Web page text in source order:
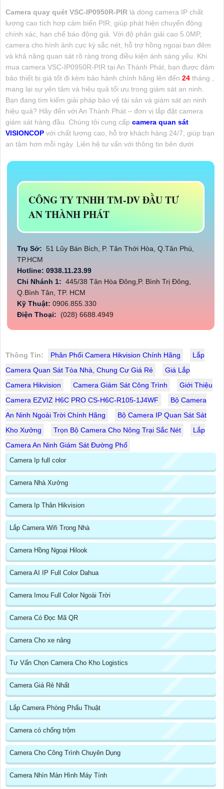
Camera quay quét VSC-IP0950R-PIR là dòng camera IP chất
lượng cao tích hợp cảm biến PIR, giúp phát hiện chuyển động
chính xác, hạn chế báo động giả. Với độ phân giải cao 5.0MP,
camera cho hình ảnh cực kỳ sắc nét, hỗ trợ hồng ngoại ban đêm
và khả năng quan sát rõ ràng trong điều kiện ánh sáng yếu. Khi
mua camera VSC-IP0950R-PIR tại An Thành Phát, bạn được đảm
bảo thiết bị giá tốt đi kèm bảo hành chính hãng lên đến 24 tháng ,
mang lại sự yên tâm và hiệu quả tối ưu trong giám sát an ninh.
Bạn đang tìm kiếm giải pháp bảo vệ tài sản và giám sát an ninh
hiệu quả? Hãy đến với An Thành Phát – đơn vị lắp đặt camera
giám sát hàng đầu. Chúng tôi cung cấp camera quan sát
VISIONCOP với chất lượng cao, hỗ trợ khách hàng 24/7, giúp bạn
an tâm hơn mỗi ngày. Liên hệ tư vấn với thông tin bên dưới
CÔNG TY TNHH TM-DV ĐẦU TƯ
AN THÀNH PHÁT
Trụ Sở: 51 Lũy Bán Bích, P. Tân Thới Hòa, Q.Tân Phú,
TP.HCM
Hotline: 0938.11.23.99
Chi Nhánh 1: 445/38 Tân Hòa Đông,P. Bình Trị Đông,
Q.Bình Tân, TP. HCM
Kỹ Thuật: 0906.855.330
Điện Thoại: (028) 6688.4949
Thông Tin: Phân Phối Camera Hikvision Chính Hãng
Lắp
Camera Quan Sát Tòa Nhà, Chung Cư Giá Rẻ
Giá Lắp
Camera Hikvision
Camera Giám Sát Công Trình
Giới Thiệu
Camera EZVIZ H6C PRO CS-H6C-R105-1J4WF
Bộ Camera
An Ninh Ngoài Trời Chính Hãng
Bộ Camera IP Quan Sát Sát
Kho Xưởng
Trọn Bộ Camera Cho Nông Trại Sắc Nét
Lắp
Camera An Ninh Giám Sát Đường Phố
Camera Ip full color
Camera Nhà Xưởng
Camera Ip Thân Hikvision
Lắp Camera Wifi Trong Nhà
Camera Hồng Ngoại Hilook
Camera AI IP Full Color Dahua
Camera Imou Full Color Ngoài Trời
Camera Có Đọc Mã QR
Camera Cho xe nâng
Tư Vấn Chọn Camera Cho Kho Logistics
Camera Giá Rẻ Nhất
Lắp Camera Phòng Phẩu Thuật
Camera có chống trộm
Camera Cho Công Trình Chuyên Dụng
Camera Nhìn Màn Hình Máy Tính